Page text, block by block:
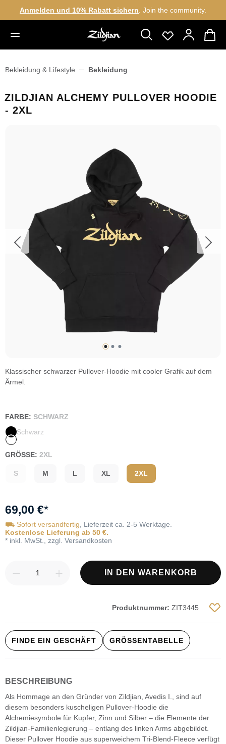
springen
Anmelden und 10% Rabatt sichern . Join the community.
Bekleidung & Lifestyle Bekleidung
ZILDJIAN ALCHEMY PULLOVER HOODIE
- 2XL
Klassischer schwarzer Pullover-Hoodie mit cooler Grafik auf dem
Ärmel.
FARBE: SCHWARZ
Schwarz
GRÖSSE: 2XL
S M L XL 2XL
69,00 €*
⛟ Sofort versandfertig , Lieferzeit ca. 2-5 Werktage.
Kostenlose Lieferung ab 50 €.
* inkl. MwSt., zzgl. Versandkosten
Produkt Anzahl: Gib den gewünschten
IN DEN WARENKORB
Produktnummer: ZIT3445
FINDE EIN GESCHÄFT GRÖSSENTABELLE
BESCHREIBUNG
Als Hommage an den Gründer von Zildjian, Avedis I., sind auf
diesem besonders kuscheligen Pullover-Hoodie die
Alchemiesymbole für Kupfer, Zinn und Silber – die Elemente der
Zildjian-Familienlegierung – entlang des linken Arms abgebildet.
Dieser Pullover Hoodie aus superweichem Tri-Blend-Fleece verfügt